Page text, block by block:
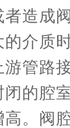
者造成
的介质
游管路
闭的腔
高。阀